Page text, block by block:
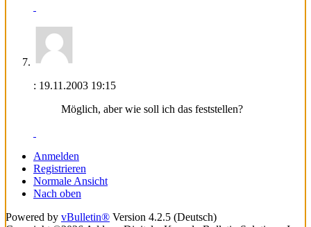
: 19.11.2003 19:15
Möglich, aber wie soll ich das feststellen?
Anmelden
Registrieren
Normale Ansicht
Nach oben
Powered by vBulletin® Version 4.2.5 (Deutsch)